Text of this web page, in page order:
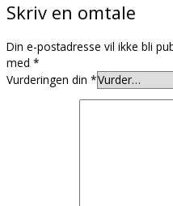
Skriv en omtale
Din e-postadresse vil ikke bli
med *
Vurderingen din *